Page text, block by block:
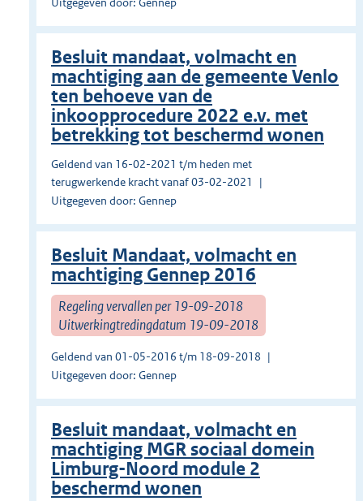
Besluit mandaat, volmacht en
machtiging aan de gemeente Venlo
ten behoeve van de
inkoopprocedure 2022 e.v. met
betrekking tot beschermd wonen
Geldend van 16-02-2021 t/m heden met
terugwerkende kracht vanaf 03-02-2021
Uitgegeven door: Gennep
Besluit Mandaat, volmacht en
machtiging Gennep 2016
Regeling vervallen per 19-09-2018
Uitwerkingtredingdatum 19-09-2018
Geldend van 01-05-2016 t/m 18-09-2018
Uitgegeven door: Gennep
Besluit mandaat, volmacht en
machtiging MGR sociaal domein
Limburg-Noord module 2
beschermd wonen